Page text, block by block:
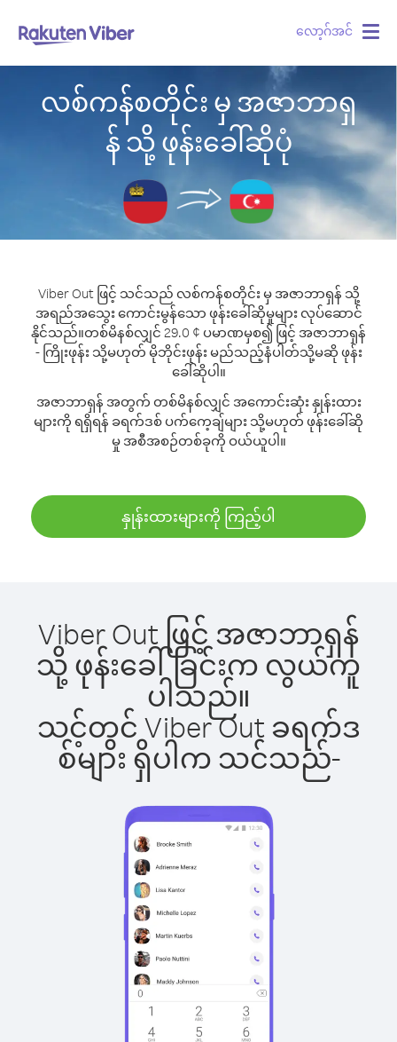
လော့ဂ်အင်
လစ်ကန်စတိုင်း မှ အဇာဘာရှ
န် သို့ ဖုန်းခေါ်ဆိုပုံ
Viber Out ဖြင့် သင်သည် လစ်ကန်စတိုင်း မှ အဇာဘာရှန် သို့
အရည်အသွေး ကောင်းမွန်သော ဖုန်းခေါ်ဆိုမှုများ လုပ်ဆောင်
နိုင်သည်။တစ်မိနစ်လျှင် 29.0 ¢ ပမာဏမှစ၍ ဖြင့် အဇာဘာရှန်
- ကြိုးဖုန်း သို့မဟုတ် မိုဘိုင်းဖုန်း မည်သည့်နံပါတ်သို့မဆို ဖုန်း
ခေါ်ဆိုပါ။
အဇာဘာရှန် အတွက် တစ်မိနစ်လျှင် အကောင်းဆုံး နှုန်းထား
များကို ရရှိရန် ခရက်ဒစ် ပက်ကေ့ချ်များ သို့မဟုတ် ဖုန်းခေါ်ဆို
မှု အစီအစဉ်တစ်ခုကို ဝယ်ယူပါ။
နှုန်းထားများကို ကြည့်ပါ
Viber Out ဖြင့် အဇာဘာရှန်
သို့ ဖုန်းခေါ်ခြင်းက လွယ်ကူ
ပါသည်။
သင့်တွင် Viber Out ခရက်ဒ
စ်များ ရှိပါက သင်သည်-